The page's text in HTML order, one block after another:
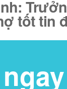
tốt tin